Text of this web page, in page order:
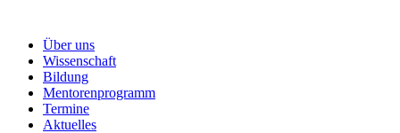
Über uns
Wissenschaft
Bildung
Mentorenprogramm
Termine
Aktuelles